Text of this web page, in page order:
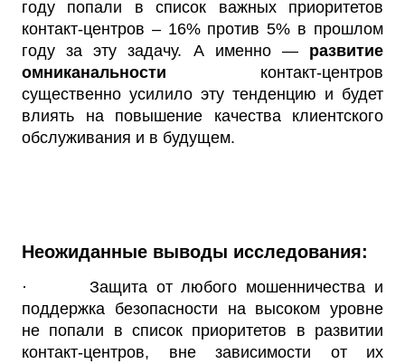
году попали в список важных приоритетов
контакт-центров – 16% против 5% в прошлом
году за эту задачу. А именно — развитие
омниканальности контакт-центров
существенно усилило эту тенденцию и будет
влиять на повышение качества клиентского
обслуживания и в будущем.
Неожиданные выводы исследования:
· Защита от любого мошенничества и
поддержка безопасности на высоком уровне
не попали в список приоритетов в развитии
контакт-центров, вне зависимости от их